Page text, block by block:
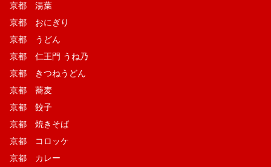
京都 湯葉
京都 おにぎり
京都 うどん
京都 仁王門 うね乃
京都 きつねうどん
京都 蕎麦
京都 餃子
京都 焼きそば
京都 コロッケ
京都 カレー